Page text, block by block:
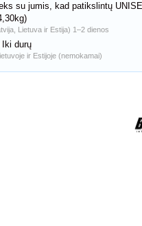
su jumis, kad patikslintų
Lietuva ir Estija) 1–2 dienos
Iki durų
ir Estijoje (nemokamai)